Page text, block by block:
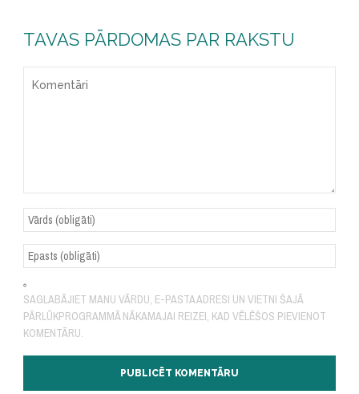
TAVAS PĀRDOMAS PAR RAKSTU
SAGLABĀJIET MANU VĀRDU, E-PASTA ADRESI UN VIETNI ŠAJĀ
PĀRLŪKPROGRAMMĀ NĀKAMAJAI REIZEI, KAD VĒLĒŠOS PIEVIENOT
KOMENTĀRU.